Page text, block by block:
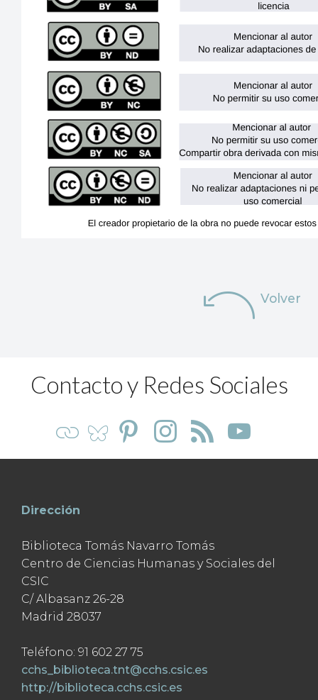
Volver
Contacto y Redes Sociales
Dirección
Biblioteca Tomás Navarro Tomás
Centro de Ciencias Humanas y Sociales del
CSIC
C/ Albasanz 26-28
Madrid 28037
Teléfono: 91 602 27 75
cchs_biblioteca.tnt@cchs.csic.es
http://biblioteca.cchs.csic.es